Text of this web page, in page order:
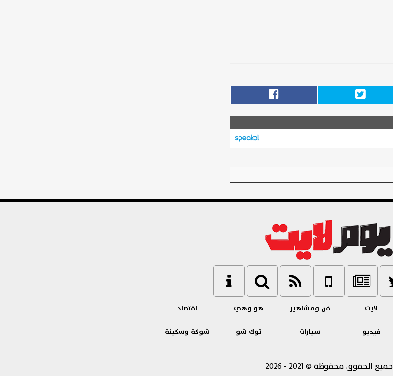
لايت فن ومشاهير هو وهي اقتصاد
فيديو سيارات توك شو شوكة وسكينة
جميع الحقوق محفوظة©